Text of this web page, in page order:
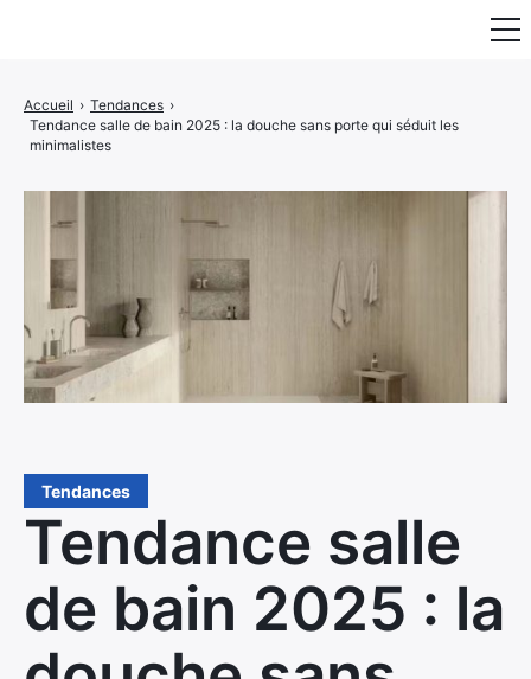
Accueil › Tendances ›
Tendance salle de bain 2025 : la douche sans porte qui séduit les
minimalistes
Tendances
Tendance salle
de bain 2025 : la
Mobilier & Rangement
Luminaire
Art & Décoration
Portraits